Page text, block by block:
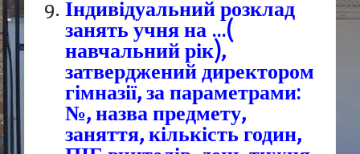
Індивідуальний розклад
занять учня на …(
навчальний рік),
затверджений директором
гімназії, за параметрами:
№, назва предмету,
заняття, кількість годин,